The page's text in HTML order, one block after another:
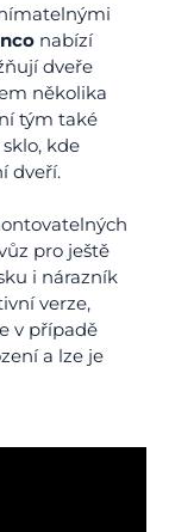
nabízí
dveře
několika
tým také
kde
dveří.
pro ještě
i nárazník
verze,
v případě
a lze je